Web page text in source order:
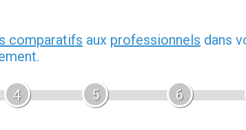
comparatifs aux professionnels dans
4 5 6